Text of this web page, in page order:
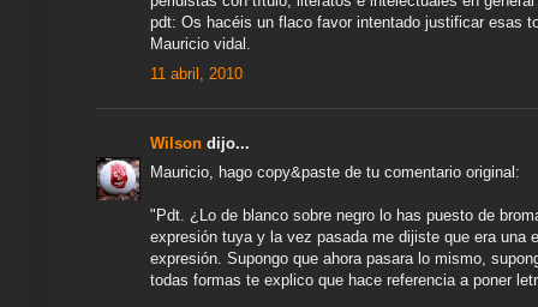
pdt: Os hacéis un flaco favor intentado justificar esas
Mauricio vidal.
11 abril, 2010
Wilson dijo...
Mauricio, hago copy&paste de tu comentario original:
"Pdt. ¿Lo de blanco sobre negro lo has puesto de
expresión tuya y la vez pasada me dijiste que era una
expresión. Supongo que ahora pasara lo mismo,
todas formas te explico que hace referencia a poner